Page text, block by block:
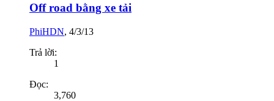
Off road bằng xe tải
PhiHDN, 4/3/13
Trả lời:
1
Đọc:
3,760